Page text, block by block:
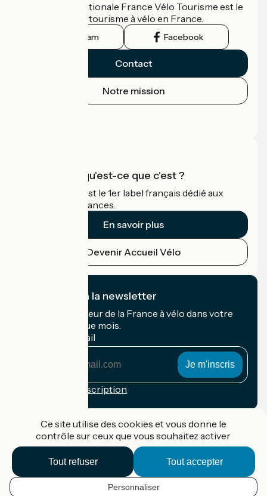
L'association nationale France Vélo Tourisme est le
guide officiel du tourisme à vélo en France.
Instagram Facebook
Contact
Notre mission
Accueil Vélo qu'est-ce que c'est ?
Accueil Vélo c'est le 1er label français dédié aux
cyclistes en vacances.
En savoir plus
Devenir Accueil Vélo
Je m'abonne à la newsletter
Recevez le meilleur de la France à vélo dans votre
boîte mail chaque mois.
Mon adresse mail
Conditions d'inscription
Accueil Vélo Pro
Contact
Mentions légales
Ce site utilise des cookies et vous donne le
contrôle sur ceux que vous souhaitez activer
Tout accepter
Tout refuser
Personnaliser